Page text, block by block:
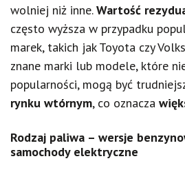
wolniej niż inne.Wartość
często wyższa w przypadku
marek, takich jak Toyota czy
znane marki lub modele, które
popularności, mogą być
rynku wtórnym, co oznacza
Rodzaj paliwa – wersje
samochody elektryczne